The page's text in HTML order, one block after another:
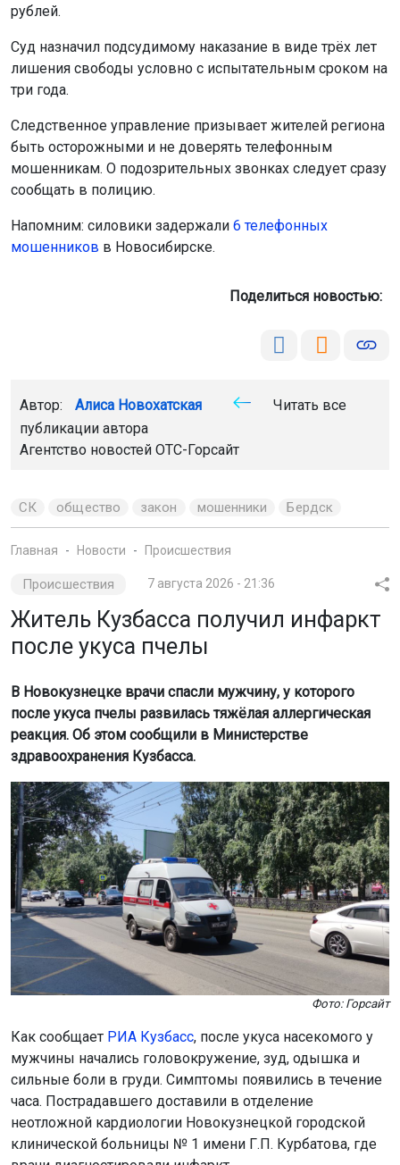
Автор:
Агентство новостейОТС-Горсайт
СК общество закон
Главная Новости Происшествия
Житель Кузбасса получил инфаркт
после укуса пчелы развилась тяжёлая аллергическая
реакция. Об этом сообщили в Министерстве
здравоохранения Кузбасса.
Фото: Горсайт
Как сообщаетРИА Кузбасс, после укуса насекомого у
мужчины начались головокружение, зуд, одышка и
сильные боли в груди. Симптомы появились в течение
часа. Пострадавшего доставили в отделение
неотложной кардиологии Новокузнецкой городской
клинической больницы № 1 имени Г.П. Курбатова, где
врачи диагностировали инфаркт.
«Ему экстренно провели стентирование
коронарных артерий и антигистаминную терапию.
Мужчину спасли, он уже дома», – сообщили в
Минздраве региона.
дыхании после укуса насекомого необходимо срочно
обращаться за медицинской помощью.
Напомним: в Бердске 7-летний мальчикпотерял память
после нападения у магазина.